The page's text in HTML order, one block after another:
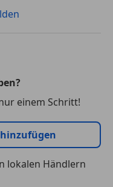
einem Schritt!
lokalen Händlern